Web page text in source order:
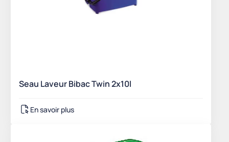
Seau Laveur Bibac Twin 2x10l
En savoir plus